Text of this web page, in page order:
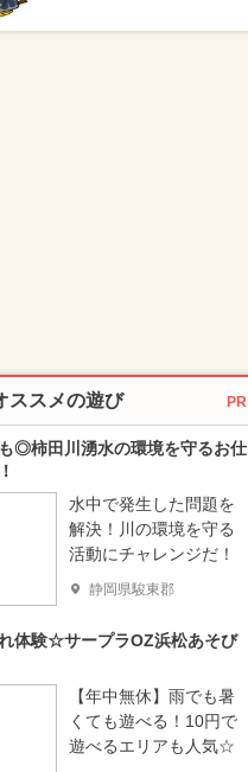
ススメの遊び PR
◎柿田川湧水の環境を守るお仕
水中で発生した問題を
解決！川の環境を守る
活動にチャレンジだ！
静岡県駿東郡
体験☆サープラOZ浜松あそび
【年中無休】雨でも暑
くても遊べる！10円で
遊べるエリアも人気☆